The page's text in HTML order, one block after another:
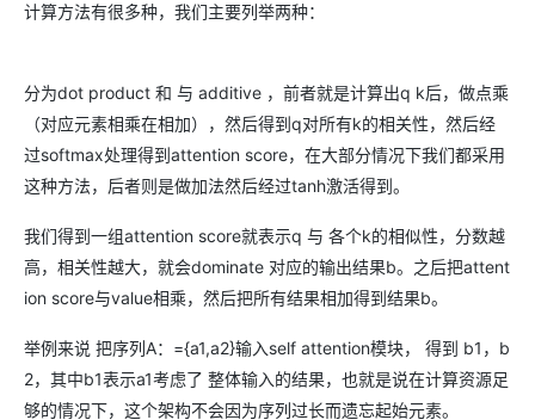
计算方法有很多种，我们主要列举两种：
分为dot product 和 与 additive ，前者就是计算出q k后，做点乘
（对应元素相乘在相加），然后得到q对所有k的相关性，然后经
过softmax处理得到attention score，在大部分情况下我们都采用
这种方法，后者则是做加法然后经过tanh激活得到。
我们得到一组attention score就表示q 与 各个k的相似性，分数越
高，相关性越大，就会dominate 对应的输出结果b。之后把attent
ion score与value相乘，然后把所有结果相加得到结果b。
举例来说 把序列A：={a1,a2}输入self attention模块， 得到 b1，b
2，其中b1表示a1考虑了 整体输入的结果，也就是说在计算资源足
够的情况下，这个架构不会因为序列过长而遗忘起始元素。